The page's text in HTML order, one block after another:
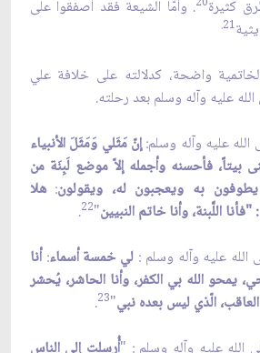
كثيرة . وأمّا الشيعة فقد أصفقوا على
21.
واضحة، كدلالته على خلافة علي
عليه وآله وسلم بعد رحلته.
إنّ مَثَلي وَمَثَلَ الأنبياء
بيتاً، فأحسنه وأجمله إلاّ موضع لَبِنَة من
به ويعجبون له، ويقولون: هلا
اللَّبنة، وأنا خاتم النبيين"
22
.
لي خمسة أسماء:أنا
يمحو الله بي الكفر، وأنا الحاشر، يُحشر
الّذي ليس بعده نبي"
23
.